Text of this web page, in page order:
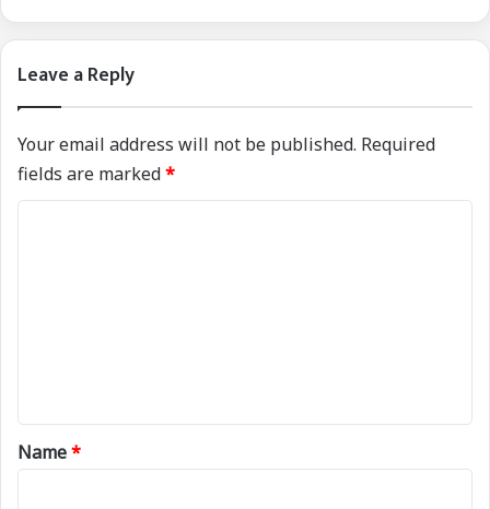
Leave a Reply
Your email address will not be published. Required
fields are marked*
*
Name*